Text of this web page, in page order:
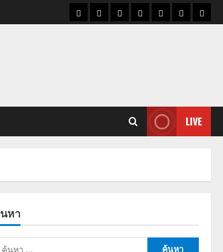
ราคาแนว
ข่าว
ข่าว
ดูด
ที่
ผู้ชา
LIVE
หา
หา